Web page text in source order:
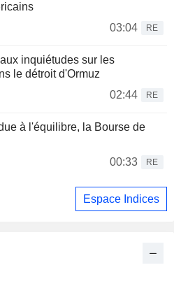
03:04
RE
inquiétudes sur les
le détroit d'Ormuz
02:44
RE
à l'équilibre, la Bourse de
00:33
RE
Espace Indices